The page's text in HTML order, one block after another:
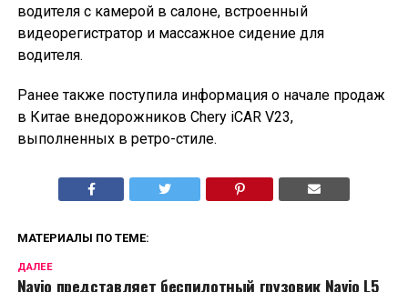
водителя с камерой в салоне, встроенный
видеорегистратор и массажное сидение для
водителя.
Ранее также поступила информация о начале продаж
в Китае внедорожников Chery iCAR V23,
выполненных в ретро-стиле.
МАТЕРИАЛЫ ПО ТЕМЕ:
ДАЛЕЕ
Navio представляет беспилотный грузовик Navio L5